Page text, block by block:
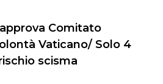
Comitato
Vaticano/ Solo 4
scisma